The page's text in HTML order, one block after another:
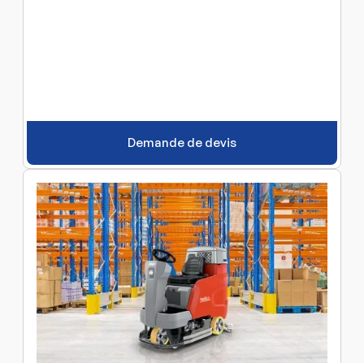
Demande de devis